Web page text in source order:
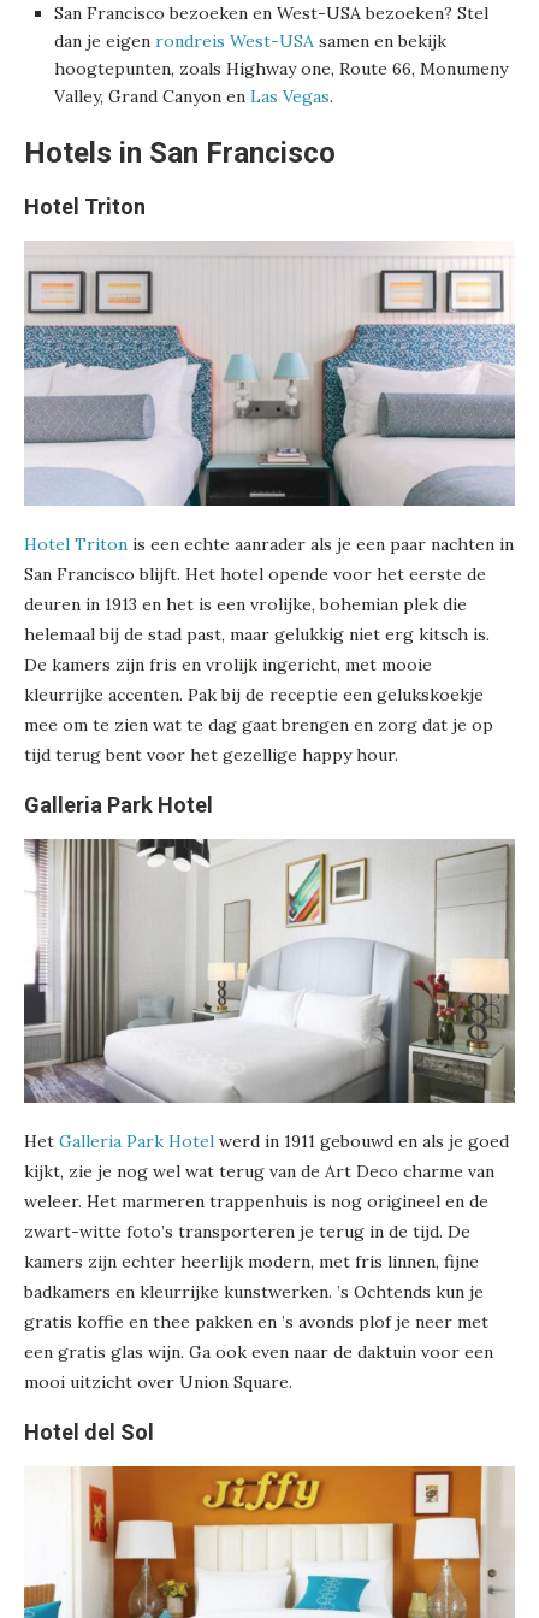
San Francisco bezoeken en West-USA bezoeken? Stel
dan je eigen rondreis West-USA samen en bekijk
hoogtepunten, zoals Highway one, Route 66, Monumeny
Valley, Grand Canyon en Las Vegas.
Hotels in San Francisco
Hotel Triton
Hotel Triton is een echte aanrader als je een paar nachten in
San Francisco blijft. Het hotel opende voor het eerste de
deuren in 1913 en het is een vrolijke, bohemian plek die
helemaal bij de stad past, maar gelukkig niet erg kitsch is.
De kamers zijn fris en vrolijk ingericht, met mooie
kleurrijke accenten. Pak bij de receptie een gelukskoekje
mee om te zien wat te dag gaat brengen en zorg dat je op
tijd terug bent voor het gezellige happy hour.
Galleria Park Hotel
Het Galleria Park Hotel werd in 1911 gebouwd en als je goed
kijkt, zie je nog wel wat terug van de Art Deco charme van
weleer. Het marmeren trappenhuis is nog origineel en de
zwart-witte foto’s transporteren je terug in de tijd. De
kamers zijn echter heerlijk modern, met fris linnen, fijne
badkamers en kleurrijke kunstwerken. ’s Ochtends kun je
gratis koffie en thee pakken en ’s avonds plof je neer met
een gratis glas wijn. Ga ook even naar de daktuin voor een
mooi uitzicht over Union Square.
Hotel del Sol